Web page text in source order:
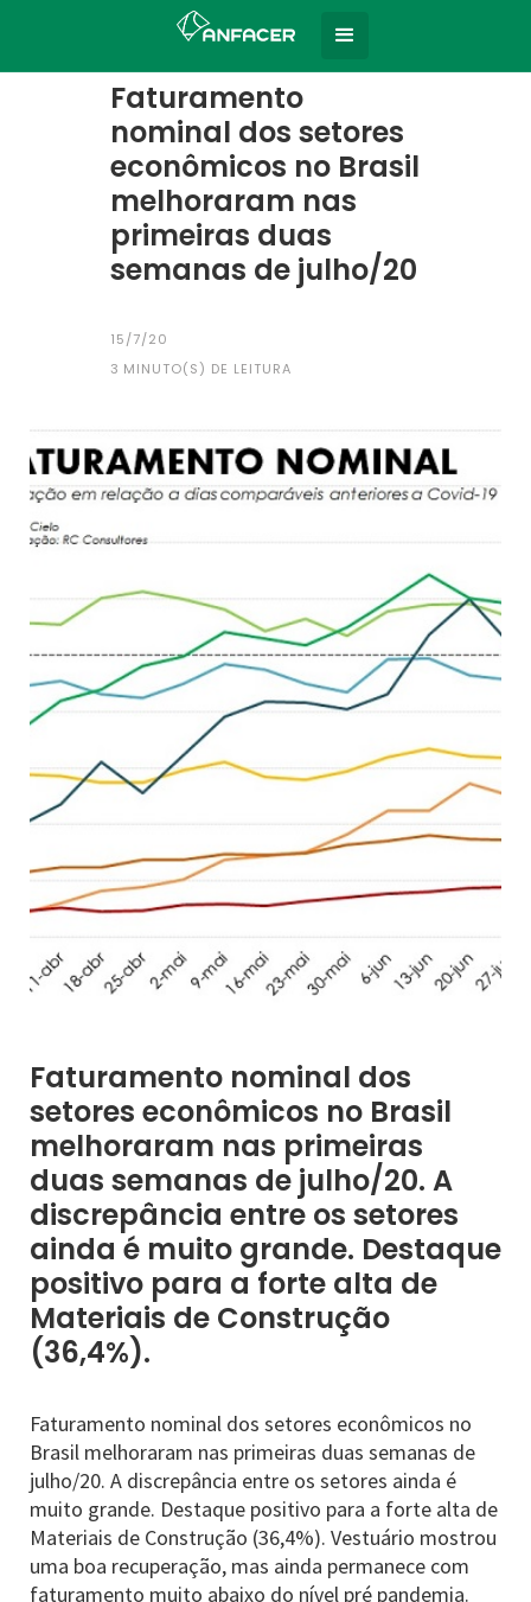
Todas as notícias
Faturamento
nominal dos setores
econômicos no Brasil
melhoraram nas
primeiras duas
semanas de julho/20
15/7/20
3 MINUTO(S) DE LEITURA
Faturamento nominal dos
setores econômicos no Brasil
melhoraram nas primeiras
duas semanas de julho/20. A
discrepância entre os setores
ainda é muito grande. Destaque
positivo para a forte alta de
Materiais de Construção
(36,4%).
Faturamento nominal dos setores econômicos no
Brasil melhoraram nas primeiras duas semanas de
julho/20. A discrepância entre os setores ainda é
muito grande. Destaque positivo para a forte alta de
Materiais de Construção (36,4%). Vestuário mostrou
uma boa recuperação, mas ainda permanece com
faturamento muito abaixo do nível pré pandemia.